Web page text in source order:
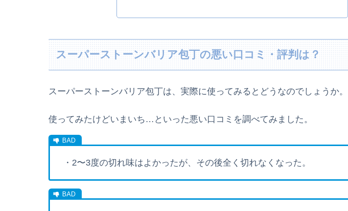
スーパーストーンバリア包丁の悪い口コミ・評判は？
スーパーストーンバリア包丁は、実際に使ってみるとどうなのでしょうか。
使ってみたけどいまいち…といった悪い口コミを調べてみました。
・2〜3度の切れ味はよかったが、その後全く切れなくなった。